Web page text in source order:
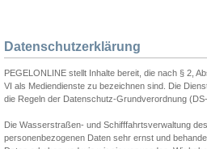
Datenschutzerklärung
PEGELONLINE stellt Inhalte bereit, die nach § 2,
VI als Mediendienste zu bezeichnen sind. Die
die Regeln der Datenschutz-Grundverordnung
Die Wasserstraßen- und Schifffahrtsverwaltung
personenbezogenen Daten sehr ernst und